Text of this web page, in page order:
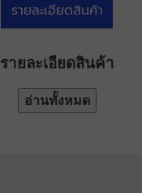
รายละเอียดสินค้า
รายละเอียดสินค้า
อ่านทั้งหมด